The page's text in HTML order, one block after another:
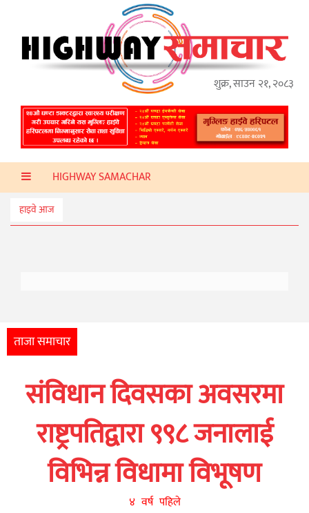
शुक्र, साउन २१, २०८३
गृहपृष्ठ
ताजा
समाचार
प्रदेश
प्रविधि
स्वास्थ्य
आर्थिक
नेपाली
युनिकोड
HIGHWAY SAMACHAR
हाइवे आज
ताजा समाचार
संविधान दिवसका अवसरमा
राष्ट्रपतिद्वारा ९९८ जनालाई
विभिन्न विधामा विभूषण
४ वर्ष पहिले